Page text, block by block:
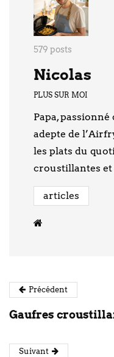
579 posts
Nicolas
PLUS SUR MOI
Papa,
adepte de
les plats du
croustillantes et
articles
Précédent
Gaufres
Suivant